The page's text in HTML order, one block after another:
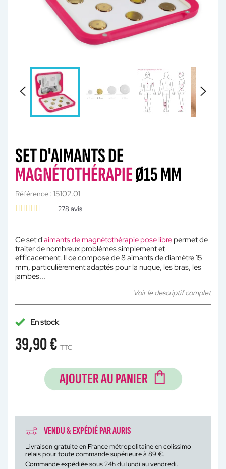
SET D'AIMANTS DE
MAGNÉTOTHÉRAPIEØ15 MM
Référence : 15102.01
278 avis
Ce set d'aimants de magnétothérapie pose libre permet de
traiter de nombreux problèmes simplement et
efficacement. Il ce compose de 8 aimants de diamètre 15
mm, particulièrement adaptés pour la nuque, les bras, les
jambes...
Voir le descriptif complet
En stock
39,90 € TTC
AJOUTER AU PANIER
VENDU & EXPÉDIÉ PAR AURIS
Livraison gratuite en France métropolitaine en colissimo
relais pour toute commande supérieure à 89 €.
Commande expédiée sous 24h du lundi au vendredi.